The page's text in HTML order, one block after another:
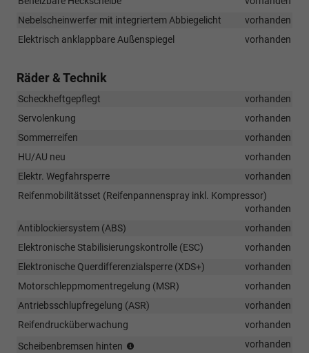
Nebelscheinwerfer mit integriertem Abbiegelicht
vorhanden
Elektrisch anklappbare Außenspiegel
vorhanden
Räder & Technik
Scheckheftgepflegt
vorhanden
Servolenkung
vorhanden
Sommerreifen
vorhanden
HU/AU neu
vorhanden
Elektr. Wegfahrsperre
vorhanden
Reifenmobilitätsset (Reifenpannenspray inkl. Kompressor)
vorhanden
Antiblockiersystem (ABS)
vorhanden
Elektronische Stabilisierungskontrolle (ESC)
vorhanden
Elektronische Querdifferenzialsperre (XDS+)
vorhanden
Motorschleppmomentregelung (MSR)
vorhanden
Antriebsschlupfregelung (ASR)
vorhanden
Reifendrucküberwachung
vorhanden
Scheibenbremsen hinten
vorhanden